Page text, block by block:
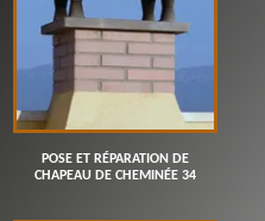
POSE ET RÉPARATION DE
CHAPEAU DE CHEMINÉE 34